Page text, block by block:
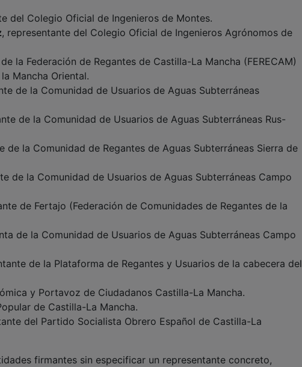
del Colegio Oficial de Ingenieros de Montes.
, representante del Colegio Oficial de Ingenieros Agrónomos de
la Federación de Regantes de Castilla-La Mancha (FERECAM)
Mancha Oriental.
de la Comunidad de Usuarios de Aguas Subterráneas
de la Comunidad de Usuarios de Aguas Subterráneas Rus-
de la Comunidad de Regantes de Aguas Subterráneas Sierra de
de la Comunidad de Usuarios de Aguas Subterráneas Campo
de Fertajo (Federación de Comunidades de Regantes de la
de la Comunidad de Usuarios de Aguas Subterráneas Campo
de la Plataforma de Regantes y Usuarios de la cabecera del
y Portavoz de Ciudadanos Castilla-La Mancha.
de Castilla-La Mancha.
del Partido Socialista Obrero Español de Castilla-La
firmantes sin especificar un representante concreto,